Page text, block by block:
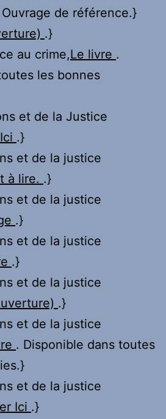
de référence.}
.}
au crime,Le livre .
les bonnes
et de la Justice
.}
et de la justice
à lire. .}
et de la justice
.}
et de la justice
.}
et de la justice
.}
et de la justice
. Disponible dans toutes
et de la justice
Ici .}